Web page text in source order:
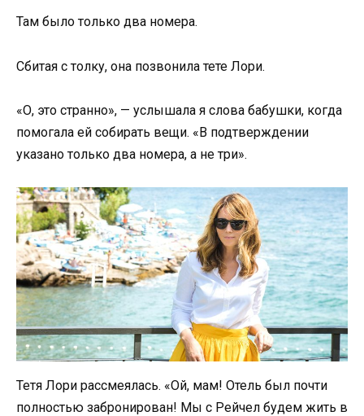
Там было только два номера.
Сбитая с толку, она позвонила тете Лори.
«О, это странно», — услышала я слова бабушки, когда
помогала ей собирать вещи. «В подтверждении
указано только два номера, а не три».
Тетя Лори рассмеялась. «Ой, мам! Отель был почти
полностью забронирован! Мы с Рейчел будем жить в